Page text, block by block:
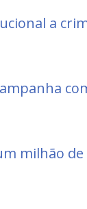
a
milhão de